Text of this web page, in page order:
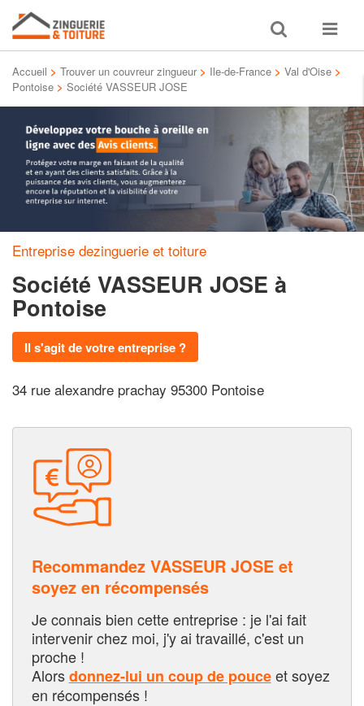
Toggle
search
Toggle
Accueil > Trouver un couvreur zingueur > Ile-de-France > Val d'Oise >
Pontoise > Société VASSEUR JOSE
Entreprise dezinguerie et toiture
Société VASSEUR JOSE à
Pontoise
Il s'agit de votre entreprise ?
34 rue alexandre prachay 95300 Pontoise
Recommandez VASSEUR JOSE et
soyez en récompensés
Je connais bien cette entreprise : je l'ai fait
intervenir chez moi, j'y ai travaillé, c'est un
proche !
Alorsdonnez-lui un coup de pouceet soyez
en récompensés !